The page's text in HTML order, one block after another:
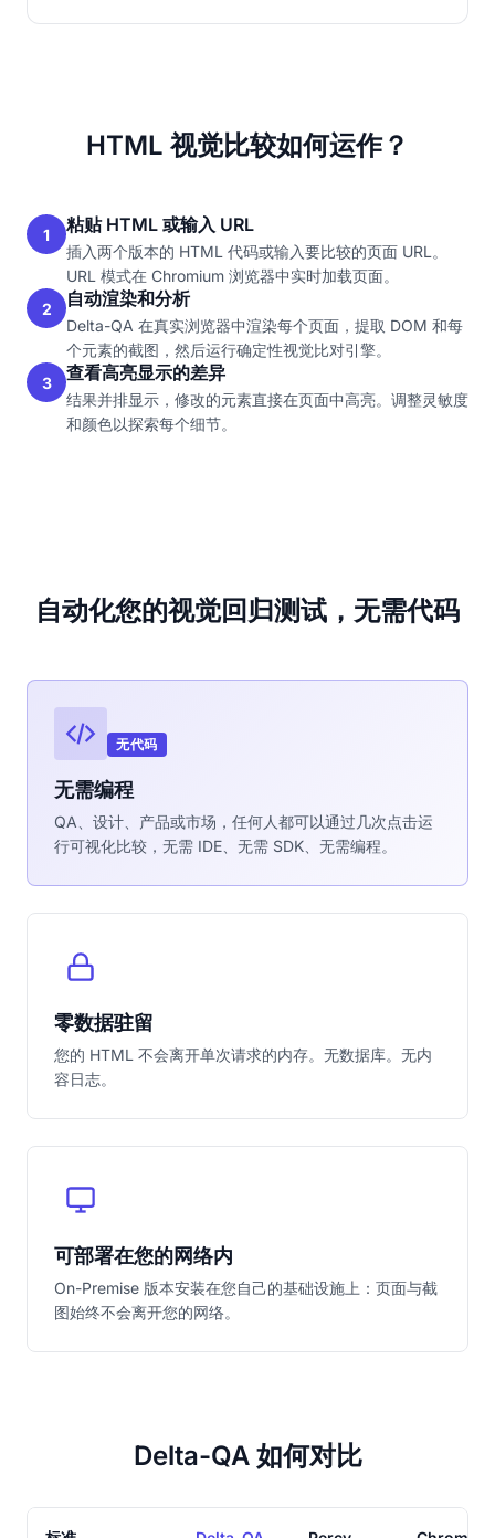
HTML 视觉比较如何运作？
1 粘贴 HTML 或输入 URL
插入两个版本的 HTML 代码或输入要比较的页面 URL。
URL 模式在 Chromium 浏览器中实时加载页面。
2
自动渲染和分析
Delta-QA 在真实浏览器中渲染每个页面，提取 DOM 和每
个元素的截图，然后运行确定性视觉比对引擎。
3
查看高亮显示的差异
结果并排显示，修改的元素直接在页面中高亮。调整灵敏度
和颜色以探索每个细节。
自动化您的视觉回归测试，无需代码
无代码
无需编程
QA、设计、产品或市场，任何人都可以通过几次点击运
行可视化比较，无需 IDE、无需 SDK、无需编程。
零数据驻留
您的 HTML 不会离开单次请求的内存。无数据库。无内
容日志。
可部署在您的网络内
On-Premise 版本安装在您自己的基础设施上：页面与截
图始终不会离开您的网络。
Delta-QA 如何对比